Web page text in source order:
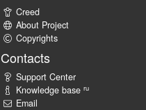
Creed
About Project
Copyrights
Contacts
Support Center
Knowledge base ru
Email